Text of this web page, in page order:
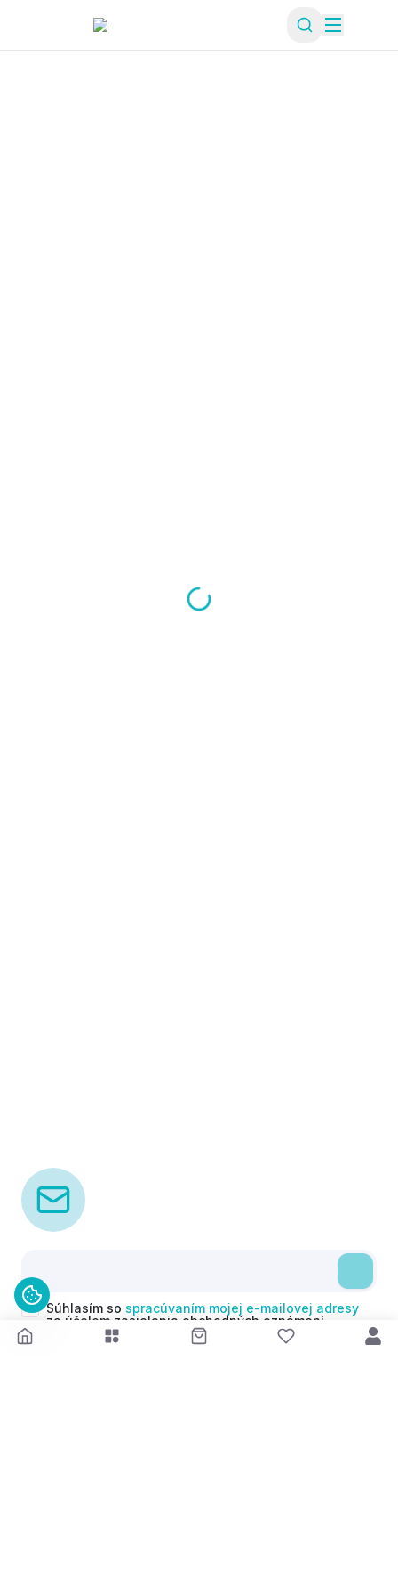
Súhlasím so spracúvaním mojej e-mailovej adresy
za účelom zasielania obchodných oznámení
(newsletterov) v súlade s čl. 6 ods. 1 písm. a)
Nariadenia GDPR. Svoj súhlas môžem kedykoľvek